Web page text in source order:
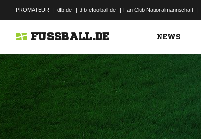
PROMATEUR | dfb.de | dfb-efootball.de | Fan Club Nationalmannschaft |
FUSSBALL.DE NEWS